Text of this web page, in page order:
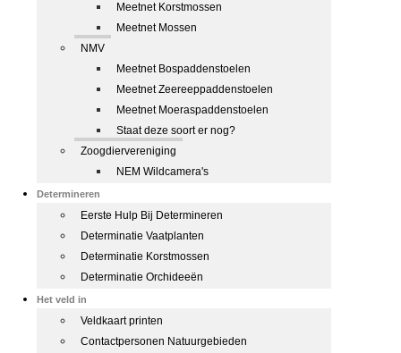
Meetnet Korstmossen
Meetnet Mossen
NMV
Meetnet Bospaddenstoelen
Meetnet Zeereeppaddenstoelen
Meetnet Moeraspaddenstoelen
Staat deze soort er nog?
Zoogdiervereniging
NEM Wildcamera's
Determineren
Eerste Hulp Bij Determineren
Determinatie Vaatplanten
Determinatie Korstmossen
Determinatie Orchideeën
Het veld in
Veldkaart printen
Contactpersonen Natuurgebieden